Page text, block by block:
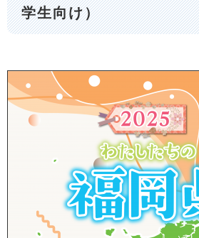
学生向け）